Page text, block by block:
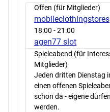
Offen (für Mitglieder)
mobileclothingstores
18:00 - 21:00
agen77 slot
Spieleabend (für
Mitglieder)
Jeden dritten Dienstag
einen offenen
schon da - eigene
werden.